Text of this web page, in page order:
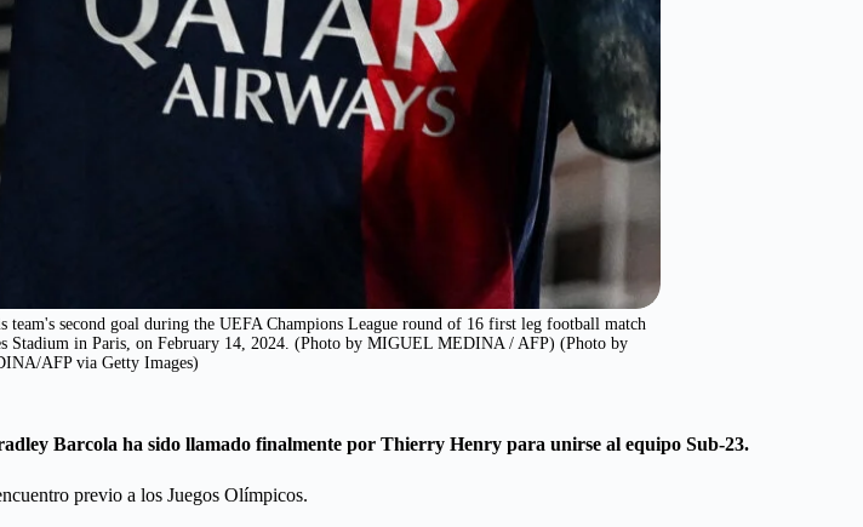
second goal during the UEFA Champions League round of 16 first leg football match
Stadium in Paris, on February 14, 2024. (Photo by MIGUEL MEDINA / AFP) (Photo by
AFP via Getty Images)
Barcola ha sido llamado finalmente por Thierry Henry para unirse al equipo Sub-23.
previo a los Juegos Olímpicos.